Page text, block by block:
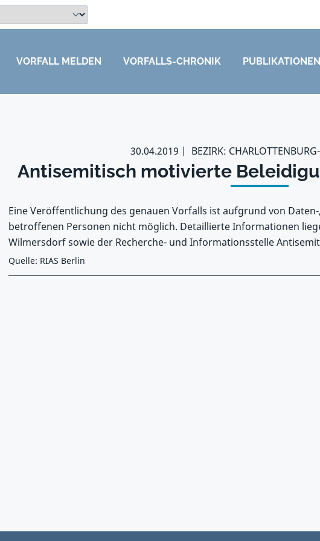
VORFALL MELDEN VORFALLS-CHRONIK PUBLIKATIONEN
30.04.2019 BEZIRK:
Antisemitisch motivierte
Eine Veröffentlichung des genauen Vorfalls ist aufgrund von
betroffenen Personen nicht möglich. Detaillierte Informationen
Wilmersdorf sowie der Recherche- und Informationsstelle
Quelle: RIAS Berlin